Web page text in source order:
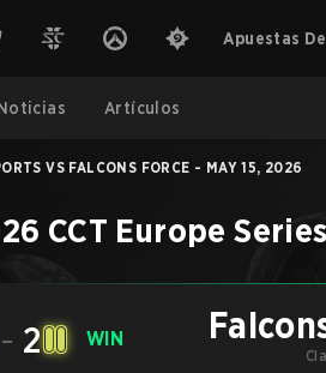
Apuestas
Artículos
VS FALCONS FORCE - MAY 15, 2026
CCT Europe
- 2 WIN